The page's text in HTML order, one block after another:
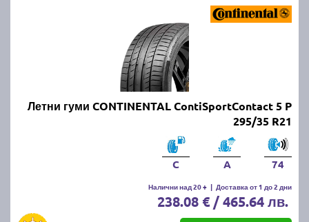
Летни гуми CONTINENTAL ContiSportContact 5 P
295/35 R21
C A 74
Налични над 20 + | Доставка от 1 до 2 дни
238.08 € / 465.64 лв.